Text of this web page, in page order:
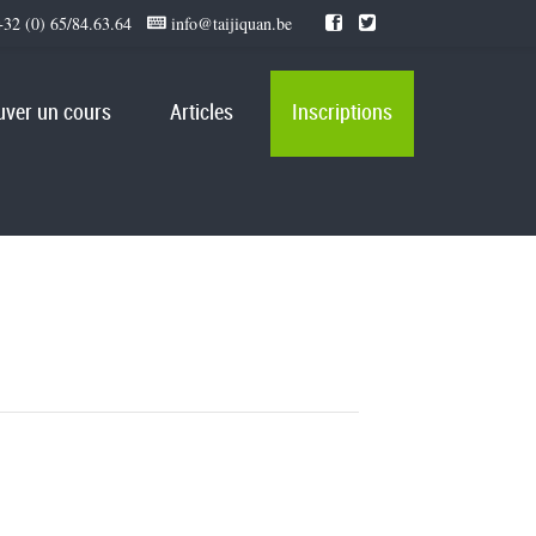
un cours Articles Inscriptions
(0) 65/84.63.64 info@taijiquan.be